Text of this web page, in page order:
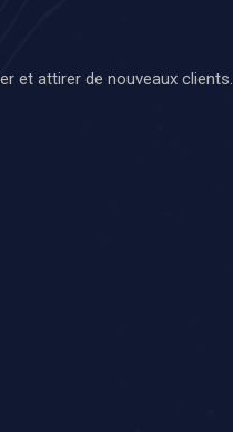
et attirer de nouveaux clients.